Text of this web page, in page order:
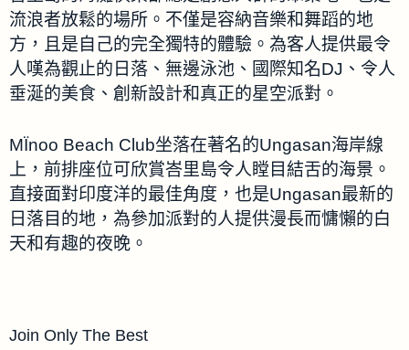
流浪者放鬆的場所。不僅是容納音樂和舞蹈的地
方，且是自己的完全獨特的體驗。為客人提供最令
人嘆為觀止的日落、無邊泳池、國際知名DJ、令人
垂涎的美食、創新設計和真正的星空派對。
MÏnoo Beach Club坐落在著名的Ungasan海岸線
上，前排座位可欣賞峇里島令人瞠目結舌的海景。
直接面對印度洋的最佳角度，也是Ungasan最新的
日落目的地，為參加派對的人提供漫長而慵懶的白
天和有趣的夜晚。
Join Only The Best